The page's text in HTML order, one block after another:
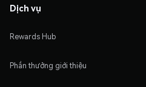
Dịch vụ
Rewards Hub
Phần thưởng giới thiệu